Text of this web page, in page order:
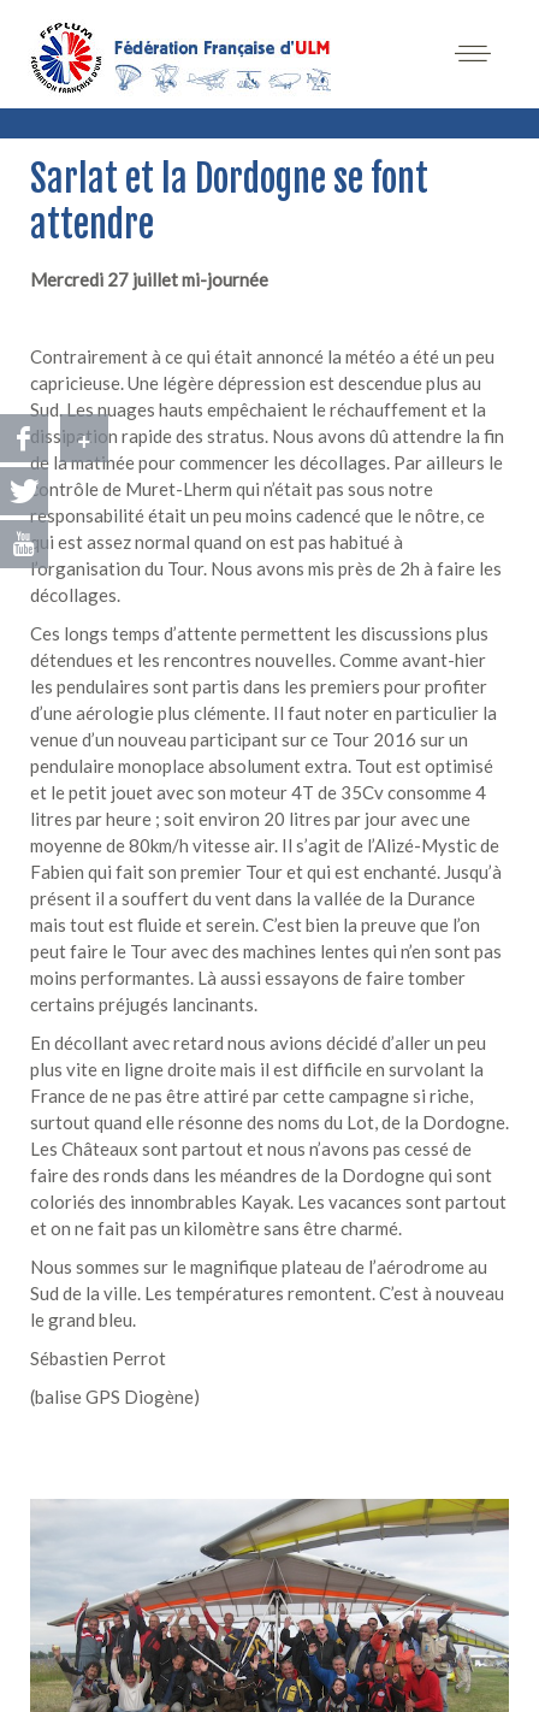
Sarlat et la Dordogne se font
attendre
Mercredi 27 juillet mi-journée
Contrairement à ce qui était annoncé la météo a été un peu
capricieuse. Une légère dépression est descendue plus au
Sud. Les nuages hauts empêchaient le réchauffement et la
dissipation rapide des stratus. Nous avons dû attendre la fin
de la matinée pour commencer les décollages. Par ailleurs le
contrôle de Muret-Lherm qui n’était pas sous notre
responsabilité était un peu moins cadencé que le nôtre, ce
qui est assez normal quand on est pas habitué à
l’organisation du Tour. Nous avons mis près de 2h à faire les
décollages.
Ces longs temps d’attente permettent les discussions plus
détendues et les rencontres nouvelles. Comme avant-hier
les pendulaires sont partis dans les premiers pour profiter
d’une aérologie plus clémente. Il faut noter en particulier la
venue d’un nouveau participant sur ce Tour 2016 sur un
pendulaire monoplace absolument extra. Tout est optimisé
et le petit jouet avec son moteur 4T de 35Cv consomme 4
litres par heure ; soit environ 20 litres par jour avec une
moyenne de 80km/h vitesse air. Il s’agit de l’Alizé-Mystic de
Fabien qui fait son premier Tour et qui est enchanté. Jusqu’à
présent il a souffert du vent dans la vallée de la Durance
mais tout est fluide et serein. C’est bien la preuve que l’on
peut faire le Tour avec des machines lentes qui n’en sont pas
moins performantes. Là aussi essayons de faire tomber
certains préjugés lancinants.
En décollant avec retard nous avions décidé d’aller un peu
plus vite en ligne droite mais il est difficile en survolant la
France de ne pas être attiré par cette campagne si riche,
surtout quand elle résonne des noms du Lot, de la Dordogne.
Les Châteaux sont partout et nous n’avons pas cessé de
faire des ronds dans les méandres de la Dordogne qui sont
coloriés des innombrables Kayak. Les vacances sont partout
et on ne fait pas un kilomètre sans être charmé.
Nous sommes sur le magnifique plateau de l’aérodrome au
Sud de la ville. Les températures remontent. C’est à nouveau
le grand bleu.
Sébastien Perrot
(balise GPS Diogène)
+